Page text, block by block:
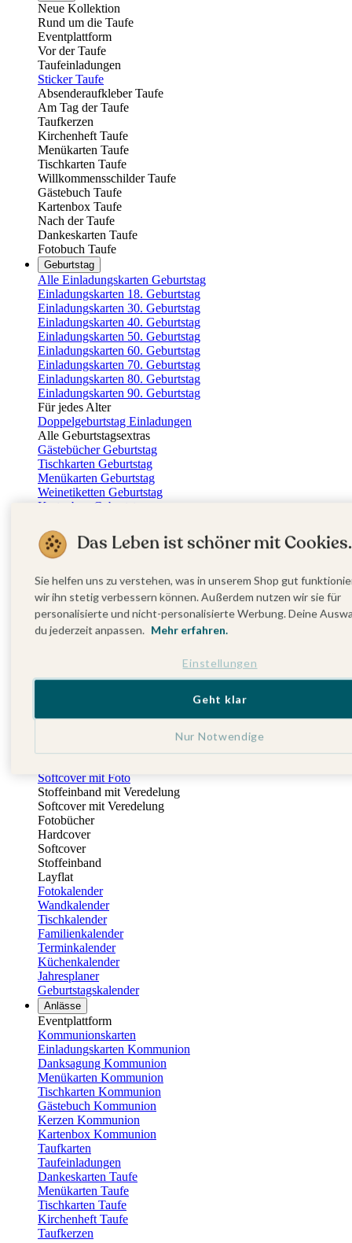
Neue Kollektion
Rund um die Taufe
Eventplattform
Vor der Taufe
Taufeinladungen
Sticker Taufe
Absenderaufkleber Taufe
Am Tag der Taufe
Taufkerzen
Kirchenheft Taufe
Menükarten Taufe
Tischkarten Taufe
Willkommensschilder Taufe
Gästebuch Taufe
Kartenbox Taufe
Nach der Taufe
Dankeskarten Taufe
Fotobuch Taufe
Geburtstag
Alle Einladungskarten Geburtstag
Einladungskarten 18. Geburtstag
Einladungskarten 30. Geburtstag
Einladungskarten 40. Geburtstag
Einladungskarten 50. Geburtstag
Einladungskarten 60. Geburtstag
Einladungskarten 70. Geburtstag
Einladungskarten 80. Geburtstag
Einladungskarten 90. Geburtstag
Für jedes Alter
Doppelgeburtstag Einladungen
Alle Geburtstagsextras
Gästebücher Geburtstag
Tischkarten Geburtstag
Menükarten Geburtstag
Weinetiketten Geburtstag
Kartenbox Geburtstag
Dankeskarten Geburtstag
Fotobuch Geburtstag
Eventplattform
Einladungskarten Kindergeburtstag
Kindergeburtstag Jungen
Kindergeburtstag Mädchen
Kindergeburtstag Unisex
Einladungskarten 1. Geburtstag
Fotobücher
Fotohalter
Softcover mit Foto
Stoffeinband mit Veredelung
Softcover mit Veredelung
Fotobücher
Hardcover
Softcover
Stoffeinband
Layflat
Fotokalender
Wandkalender
Tischkalender
Familienkalender
Terminkalender
Küchenkalender
Jahresplaner
Geburtstagskalender
Anlässe
Eventplattform
Kommunionskarten
Einladungskarten Kommunion
Danksagung Kommunion
Menükarten Kommunion
Tischkarten Kommunion
Gästebuch Kommunion
Kerzen Kommunion
Kartenbox Kommunion
Taufkarten
Taufeinladungen
Dankeskarten Taufe
Menükarten Taufe
Tischkarten Taufe
Kirchenheft Taufe
Taufkerzen
Das Leben ist schöner mit Cookies.
Sie helfen uns zu verstehen, was in unserem Shop gut
wir ihn stetig verbessern können. Außerdem nutzen wir sie für
personalisierte und nicht-personalisierte Werbung. Deine
du jederzeit anpassen. Mehr erfahren.
Einstellungen
Nur Notwendige
Geht klar